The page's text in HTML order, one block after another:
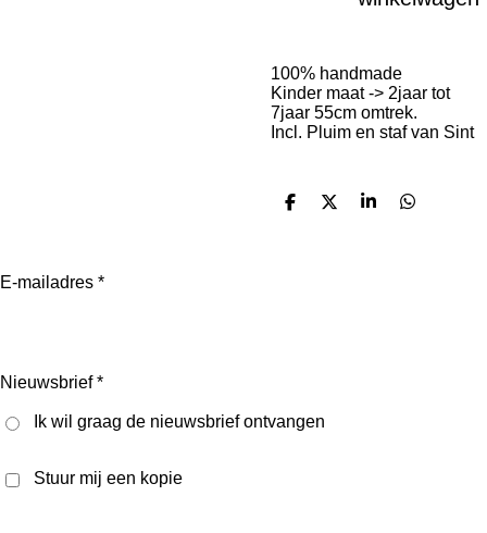
100% handmade
Kinder maat -> 2jaar tot
7jaar 55cm omtrek.
Incl. Pluim en staf van Sint
D
D
S
D
E-mailadres *
Nieuwsbrief *
Ik wil graag de nieuwsbrief ontvangen
Stuur mij een kopie